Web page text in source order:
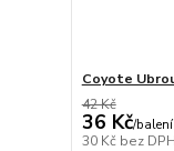
Coyote
42 Kč
36 Kč/balení
30 Kč bez DPH